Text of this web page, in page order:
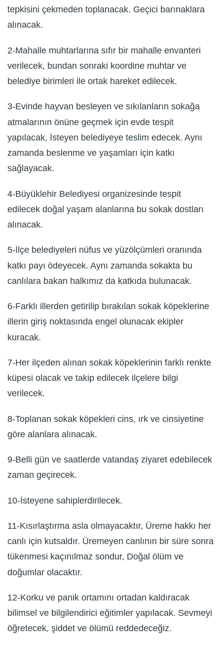
tepkisini çekmeden toplanacak. Geçici barınaklara
alınacak.
2-Mahalle muhtarlarına sıfır bir mahalle envanteri
verilecek, bundan sonraki koordine muhtar ve
belediye birimleri ile ortak hareket edilecek.
3-Evinde hayvan besleyen ve sıkılanların sokağa
atmalarının önüne geçmek için evde tespit
yapılacak, İsteyen belediyeye teslim edecek. Aynı
zamanda beslenme ve yaşamları için katkı
sağlayacak.
4-Büyüklehir Belediyesi organizesinde tespit
edilecek doğal yaşam alanlarına bu sokak dostları
alınacak.
5-İlçe belediyeleri nüfus ve yüzölçümleri oranında
katkı payı ödeyecek. Aynı zamanda sokakta bu
canlılara bakan halkımız da katkıda bulunacak.
6-Farklı illerden getirilip bırakılan sokak köpeklerine
illerin giriş noktasında engel olunacak ekipler
kuracak.
7-Her ilçeden alınan sokak köpeklerinin farklı renkte
küpesi olacak ve takip edilecek ilçelere bilgi
verilecek.
8-Toplanan sokak köpekleri cins, ırk ve cinsiyetine
göre alanlara alınacak.
9-Belli gün ve saatlerde vatandaş ziyaret edebilecek
zaman geçirecek.
10-İsteyene sahiplerdirilecek.
11-Kısırlaştırma asla olmayacaktır, Üreme hakkı her
canlı için kutsaldır. Üremeyen canlının bir süre sonra
tükenmesi kaçınılmaz sondur, Doğal ölüm ve
doğumlar olacaktır.
12-Korku ve panik ortamını ortadan kaldıracak
bilimsel ve bilgilendirici eğitimler yapılacak. Sevmeyi
öğretecek, şiddet ve ölümü reddedeceğiz.